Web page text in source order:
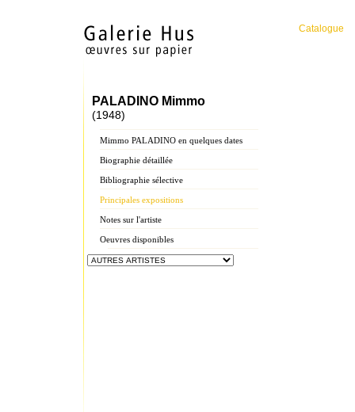
Catalogue
PALADINO Mimmo
(1948)
Mimmo PALADINO en quelques dates
Biographie détaillée
Bibliographie sélective
Principales expositions
Notes sur l'artiste
Oeuvres disponibles